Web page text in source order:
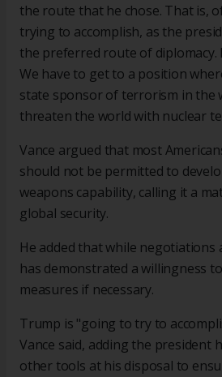
the route that he chose. That is,
trying to accomplish, as the
the preferred route of diplomacy.
We have to get to a position
state sponsor of terrorism in the
threaten the world with nuclear
Vance argued that most
should not be permitted to
weapons capability, calling it a
global security.
He added that while
has demonstrated a willingness
measures if necessary.
Trump is "going to try to
Vance said, adding the president
other tools at his disposal to